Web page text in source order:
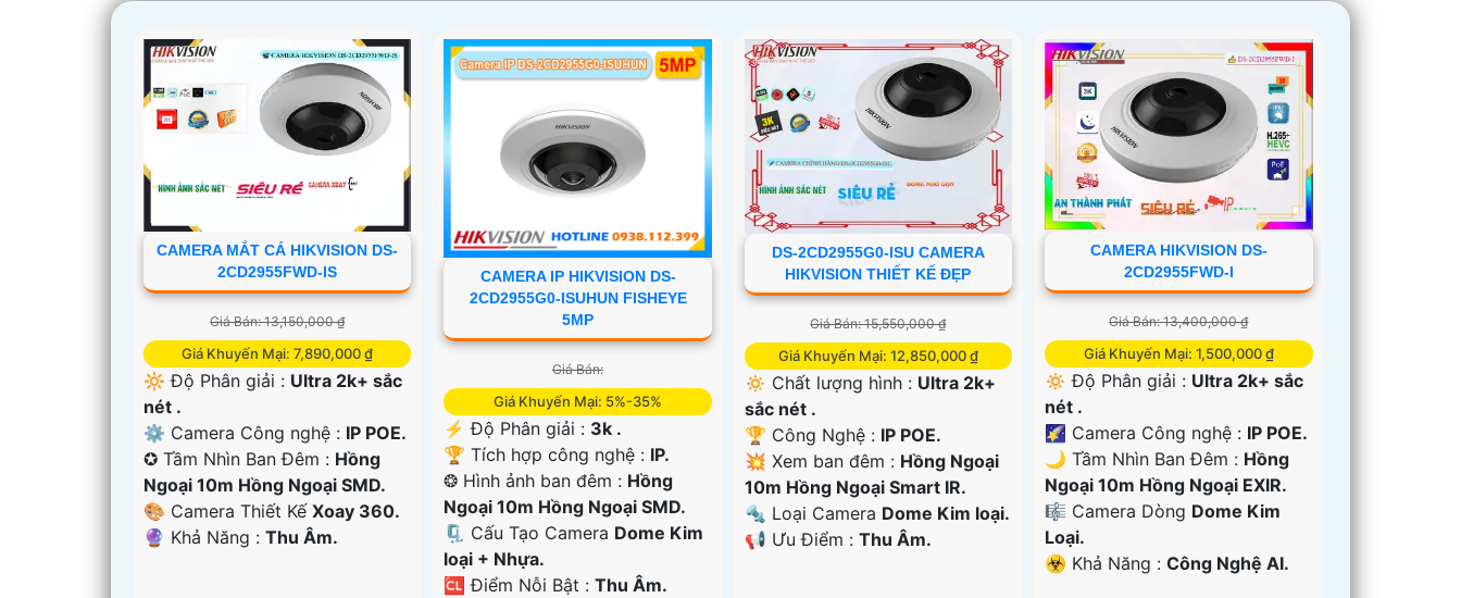
CAMERA MẮT CÁ HIKVISION DS-
2CD2955FWD-IS
Giá Bán: 13,150,000 ₫
Giá Khuyến Mại: 7,890,000 ₫
🔆 Độ Phân giải : Ultra 2k+ sắc
nét .
⚙ Camera Công nghệ : IP POE.
✪ Tầm Nhìn Ban Đêm : Hồng
Ngoại 10m Hồng Ngoại SMD.
🎨 Camera Thiết Kế Xoay 360.
️🔮 Khả Năng : Thu Âm.
CAMERA IP HIKVISION DS-
2CD2955G0-ISUHUN FISHEYE
5MP
Giá Bán:
Giá Khuyến Mại: 5%-35%
️⚡ Độ Phân giải : 3k .
🏆 Tích hợp công nghệ : IP.
❂ Hình ảnh ban đêm : Hồng
Ngoại 10m Hồng Ngoại SMD.
🗜️ Cấu Tạo Camera Dome Kim
loại + Nhựa.
️🆑 Điểm Nỗi Bật :Thu Âm.
DS-2CD2955G0-ISU CAMERA
HIKVISION THIẾT KẾ ĐẸP
Giá Bán: 15,550,000 ₫
Giá Khuyến Mại: 12,850,000 ₫
🔅 Chất lượng hình : Ultra 2k+
sắc nét .
🏆 Công Nghệ : IP POE.
💥 Xem ban đêm : Hồng Ngoại
10m Hồng Ngoại Smart IR.
🔩 Loại Camera Dome Kim loại.
️📢 Ưu Điểm : Thu Âm.
CAMERA HIKVISION DS-
2CD2955FWD-I
Giá Bán: 13,400,000 ₫
Giá Khuyến Mại: 1,500,000 ₫
🔅 Độ Phân giải : Ultra 2k+ sắc
nét .
🌠 Camera Công nghệ : IP POE.
🌙 Tầm Nhìn Ban Đêm : Hồng
Ngoại 10m Hồng Ngoại EXIR.
🎼️ Camera Dòng Dome Kim
Loại.
️☣️ Khả Năng :Công Nghệ AI.